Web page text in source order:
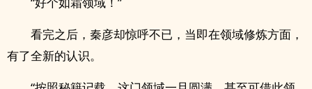
看完之后，秦彦却惊呼不已，当即在领域修炼方面，
有了全新的认识。